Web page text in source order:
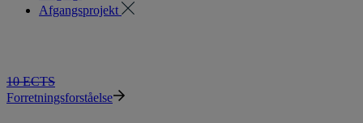
Afgangsprojekt
10 ECTS
Forretningsforståelse